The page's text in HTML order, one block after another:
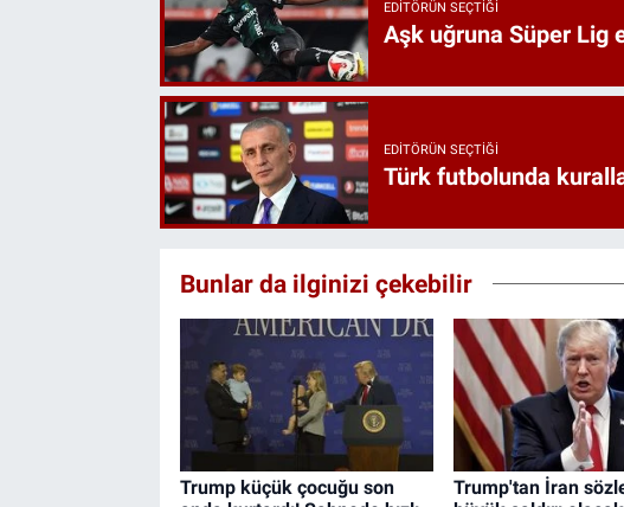
EDITÖRÜN SEÇTIĞI
Aşk uğruna Süper Lig
EDITÖRÜN SEÇTIĞI
Türk futbolunda
Bunlar da ilginizi çekebilir
Trump küçük çocuğu son
Trump'tan İran